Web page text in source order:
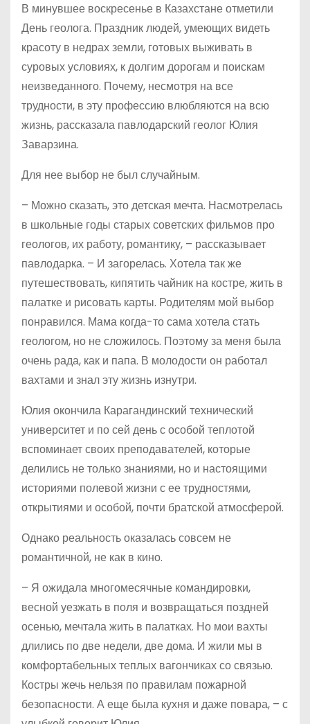
В минувшее воскресенье в Казахстане отметили
День геолога. Праздник людей, умеющих видеть
красоту в недрах земли, готовых выживать в
суровых условиях, к долгим дорогам и поискам
неизведанного. Почему, несмотря на все
трудности, в эту профессию влюбляются на всю
жизнь, рассказала павлодарский геолог Юлия
Заварзина.
Для нее выбор не был случайным.
– Можно сказать, это детская мечта. Насмотрелась
в школьные годы старых советских фильмов про
геологов, их работу, романтику, – рассказывает
павлодарка. – И загорелась. Хотела так же
путешествовать, кипятить чайник на костре, жить в
палатке и рисовать карты. Родителям мой выбор
понравился. Мама когда-то сама хотела стать
геологом, но не сложилось. Поэтому за меня была
очень рада, как и папа. В молодости он работал
вахтами и знал эту жизнь изнутри.
Юлия окончила Карагандинский технический
университет и по сей день с особой теплотой
вспоминает своих преподавателей, которые
делились не только знаниями, но и настоящими
историями полевой жизни с ее трудностями,
открытиями и особой, почти братской атмосферой.
Однако реальность оказалась совсем не
романтичной, не как в кино.
– Я ожидала многомесячные командировки,
весной уезжать в поля и возвращаться поздней
осенью, мечтала жить в палатках. Но мои вахты
длились по две недели, две дома. И жили мы в
комфортабельных теплых вагончиках со связью.
Костры жечь нельзя по правилам пожарной
безопасности. А еще была кухня и даже повара, – с